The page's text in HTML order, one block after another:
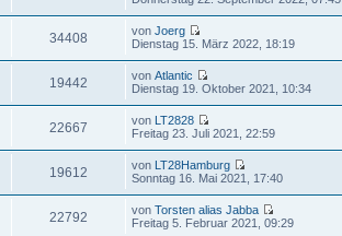
34408 vonJoerg
Dienstag 15. März 2022, 18:19
19442 vonAtlantic
Dienstag 19. Oktober 2021, 10:34
22667 von LT2828
Freitag 23. Juli 2021, 22:59
19612 von LT28Hamburg
Sonntag 16. Mai 2021, 17:40
22792 vonTorsten alias Jabba
Freitag 5. Februar 2021, 09:29